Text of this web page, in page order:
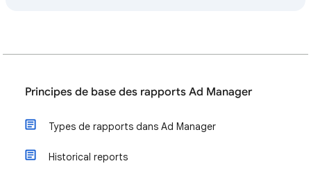
Principes de base des rapports Ad Manager
Types de rapports dans Ad Manager
Historical reports